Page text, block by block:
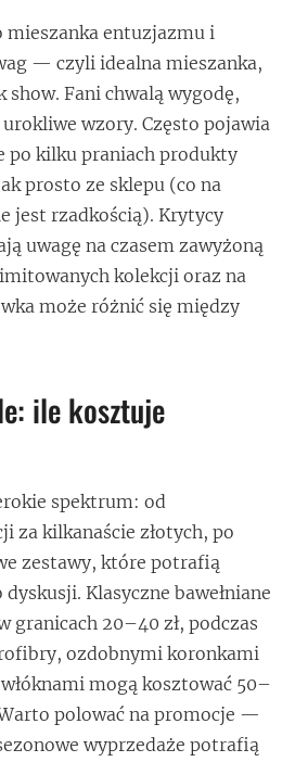
mieszanka entuzjazmu i
— czyli idealna mieszanka,
Fani chwalą wygodę,
wzory. Często pojawia
po kilku praniach produkty
prosto ze sklepu (co na
jest rzadkością). Krytycy
uwagę na czasem zawyżoną
kolekcji oraz na
może różnić się między
ile kosztuje
spektrum: od
za kilkanaście złotych, po
zestawy, które potrafią
Klasyczne bawełniane
granicach 20–40 zł, podczas
ozdobnymi koronkami
mogą kosztować 50–
Warto polować na promocje —
wyprzedaże potrafią